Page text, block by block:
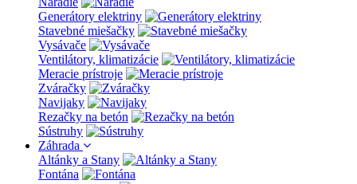
Generátory elektriny
Stavebné miešačky
Vysávače
Ventilátory, klimatizácie
Meracie prístroje
Zváračky
Navijaky
Rezačky na betón
Sústruhy
Záhrada
Altánky a Stany
Fontána